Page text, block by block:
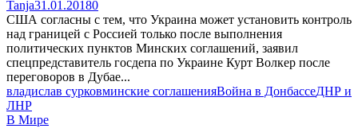
Tanja31.01.20180
США согласны с тем, что Украина может установить контроль
над границей с Россией только после выполнения
политических пунктов Минских соглашений, заявил
спецпредставитель госдепа по Украине Курт Волкер после
переговоров в Дубае...
владислав сурковминские соглашенияВойна в ДонбассеДНР и
ЛНР
В Мире